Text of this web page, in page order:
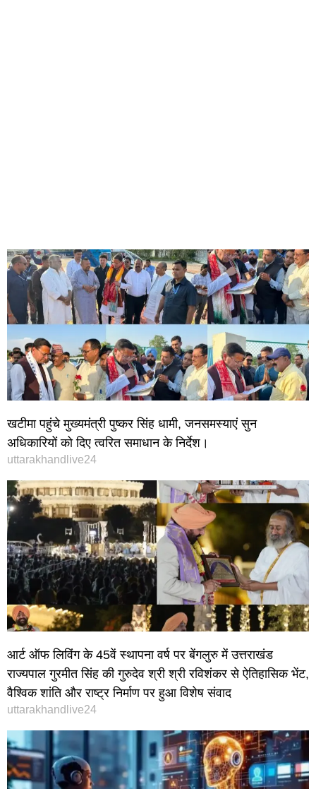
खटीमा पहुंचे मुख्यमंत्री पुष्कर सिंह धामी, जनसमस्याएं सुन
अधिकारियों को दिए त्वरित समाधान के निर्देश।
uttarakhandlive24
आर्ट ऑफ लिविंग के 45वें स्थापना वर्ष पर बेंगलुरु में उत्तराखंड
राज्यपाल गुरमीत सिंह की गुरुदेव श्री श्री रविशंकर से ऐतिहासिक भेंट,
वैश्विक शांति और राष्ट्र निर्माण पर हुआ विशेष संवाद
uttarakhandlive24